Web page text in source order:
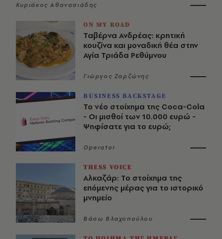
Κυριάκος Αθανασιάδης
ON MY ROAD
Ταβέρνα Ανδρέας: κρητική
κουζίνα και μοναδική θέα στην
Αγία Τριάδα Ρεθύμνου
Γιώργος Ζαρζώνης
BUSINESS BACKSTAGE
Το νέο στοίχημα της Coca-Cola
- Οι μισθοί των 10.000 ευρώ -
Ψηφίσατε για το ευρώ;
Operator
THESS VOICE
Αλκαζάρ: Το στοίχημα της
επόμενης μέρας για το ιστορικό
μνημείο
Βάσω Βλαχοπούλου